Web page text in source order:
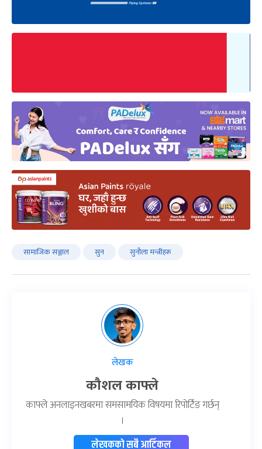
सामाजिक सञ्जाल सुन सुनौला मन्त्रीहरू
लेखक
कौशल काफ्ले
काफ्ले अनलाइनखबरमा समसामयिक विषयमा रिपोर्टिङ गर्छन्
।
लेखकको सबै आर्टिकल